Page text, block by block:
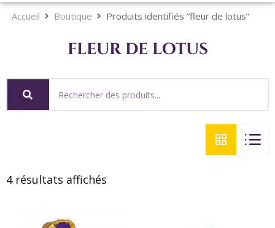
Accueil Boutique Produits identifiés “fleur de lotus”
fleur de lotus
4 résultats affichés